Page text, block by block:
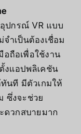
รณ์ VR แบบ
ำเป็นต้องเชื่อม
ถือเพื่อใช้งาน
งแอปพลิเคชัน
นที มีตัวเกมให้
ซึ่งจะช่วย
ดวกสบายมาก